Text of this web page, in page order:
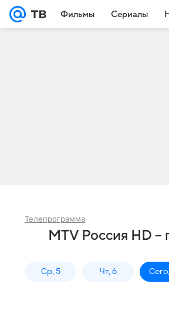
Фильмы Сериалы
Телепрограмма
MTV Россия HD
Ср, 5 Чт, 6